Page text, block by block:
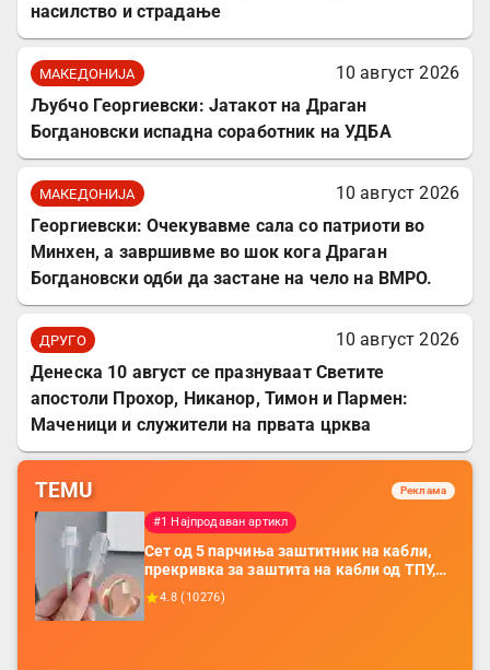
насилство и страдање
МАКЕДОНИЈА
10 август 2026
Љубчо Георгиевски: Јатакот на Драган
Богдановски испадна соработник на УДБА
МАКЕДОНИЈА
10 август 2026
Георгиевски: Очекувавме сала со патриоти во
Минхен, а завршивме во шок кога Драган
Богдановски одби да застане на чело на ВМРО.
ДРУГО
10 август 2026
Денеска 10 август се празнуваат Светите
апостоли Прохор, Никанор, Тимон и Пармен:
Маченици и служители на првата црква
TEMU Реклама
#1 Најпродаван артикл
Сет од 5 парчиња заштитник на кабли,
прекривка за заштита на кабли од ТПУ,
додатоци за заштита на кабли, без
батерија, за мобилни телефони, комплет
4.8 ( 10276)